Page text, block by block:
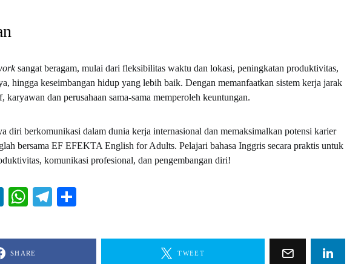
sangat beragam, mulai dari fleksibilitas waktu dan lokasi, peningkatan produktivitas,
hingga keseimbangan hidup yang lebih baik. Dengan memanfaatkan sistem kerja jarak
karyawan dan perusahaan sama-sama memperoleh keuntungan.
diri berkomunikasi dalam dunia kerja internasional dan memaksimalkan potensi karier
bersama EF EFEKTA English for Adults. Pelajari bahasa Inggris secara praktis untuk
komunikasi profesional, dan pengembangan diri!
LinkedIn
WhatsApp
Telegram
SHARE TWEET